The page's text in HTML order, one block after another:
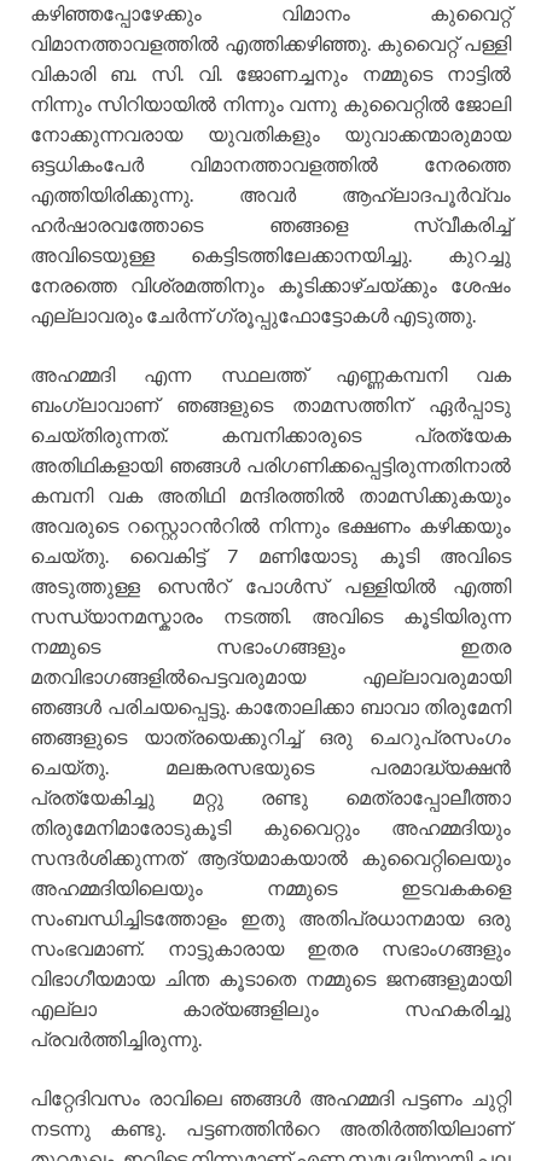
കഴിഞ്ഞപ്പോഴേക്കും വിമാനം കുവൈറ്റ്
വിമാനത്താവളത്തില്‍ എത്തിക്കഴിഞ്ഞു. കുവൈറ്റ് പള്ളി
വികാരി ബ. സി. വി. ജോണച്ചനും നമ്മുടെ നാട്ടില്‍
നിന്നും സിറിയായില്‍ നിന്നും വന്നു കുവൈറ്റില്‍ ജോലി
നോക്കുന്നവരായ യുവതികളും യുവാക്കന്മാരുമായ
ഒട്ടധികംപേര്‍ വിമാനത്താവളത്തില്‍ നേരത്തെ
എത്തിയിരിക്കുന്നു. അവര്‍ ആഹ്ലാദപൂര്‍വ്വം
ഹര്‍ഷാരവത്തോടെ ഞങ്ങളെ സ്വീകരിച്ച്
അവിടെയുള്ള കെട്ടിടത്തിലേക്കാനയിച്ചു. കുറച്ചു
നേരത്തെ വിശ്രമത്തിനും കൂടിക്കാഴ്ചയ്ക്കും ശേഷം
എല്ലാവരും ചേര്‍ന്ന് ഗ്രൂപ്പുഫോട്ടോകള്‍ എടുത്തു.
അഹമ്മദി എന്ന സ്ഥലത്ത് എണ്ണകമ്പനി വക
ബംഗ്ലാവാണ് ഞങ്ങളുടെ താമസത്തിന് ഏര്‍പ്പാടു
ചെയ്തിരുന്നത്. കമ്പനിക്കാരുടെ പ്രത്യേക
അതിഥികളായി ഞങ്ങള്‍ പരിഗണിക്കപ്പെട്ടിരുന്നതിനാല്‍
കമ്പനി വക അതിഥി മന്ദിരത്തില്‍ താമസിക്കുകയും
അവരുടെ റസ്റ്റൊറന്‍റില്‍ നിന്നും ഭക്ഷണം കഴിക്കയും
ചെയ്തു. വൈകിട്ട് 7 മണിയോടു കൂടി അവിടെ
അടുത്തുള്ള സെന്‍റ് പോള്‍സ് പള്ളിയില്‍ എത്തി
സന്ധ്യാനമസ്കാരം നടത്തി. അവിടെ കൂടിയിരുന്ന
നമ്മുടെ സഭാംഗങ്ങളും ഇതര
മതവിഭാഗങ്ങളില്‍പെട്ടവരുമായ എല്ലാവരുമായി
ഞങ്ങള്‍ പരിചയപ്പെട്ടു. കാതോലിക്കാ ബാവാ തിരുമേനി
ഞങ്ങളുടെ യാത്രയെക്കുറിച്ച് ഒരു ചെറുപ്രസംഗം
ചെയ്തു. മലങ്കരസഭയുടെ പരമാദ്ധ്യക്ഷന്‍
പ്രത്യേകിച്ചു മറ്റു രണ്ടു മെത്രാപ്പോലീത്താ
തിരുമേനിമാരോടുകൂടി കുവൈറ്റും അഹമ്മദിയും
സന്ദര്‍ശിക്കുന്നത് ആദ്യമാകയാല്‍ കുവൈറ്റിലെയും
അഹമ്മദിയിലെയും നമ്മുടെ ഇടവകകളെ
സംബന്ധിച്ചിടത്തോളം ഇതു അതിപ്രധാനമായ ഒരു
സംഭവമാണ്. നാട്ടുകാരായ ഇതര സഭാംഗങ്ങളും
വിഭാഗീയമായ ചിന്ത കൂടാതെ നമ്മുടെ ജനങ്ങളുമായി
എല്ലാ കാര്യങ്ങളിലും സഹകരിച്ചു
പ്രവര്‍ത്തിച്ചിരുന്നു.
പിറ്റേദിവസം രാവിലെ ഞങ്ങള്‍ അഹമ്മദി പട്ടണം ചുറ്റി
നടന്നു കണ്ടു. പട്ടണത്തിന്‍റെ അതിര്‍ത്തിയിലാണ്